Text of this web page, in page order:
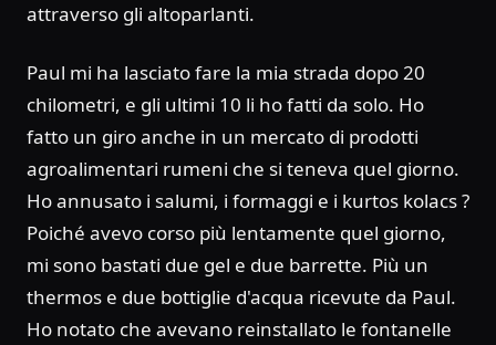
attraverso gli altoparlanti.
Paul mi ha lasciato fare la mia strada dopo 20
chilometri, e gli ultimi 10 li ho fatti da solo. Ho
fatto un giro anche in un mercato di prodotti
agroalimentari rumeni che si teneva quel giorno.
Ho annusato i salumi, i formaggi e i kurtos kolacs ?
Poiché avevo corso più lentamente quel giorno,
mi sono bastati due gel e due barrette. Più un
thermos e due bottiglie d'acqua ricevute da Paul.
Ho notato che avevano reinstallato le fontanelle